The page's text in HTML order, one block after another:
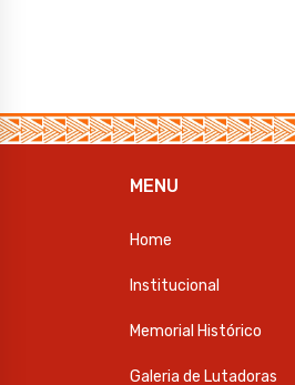
MENU
Home
Institucional
Memorial Histórico
Galeria de Lutadoras